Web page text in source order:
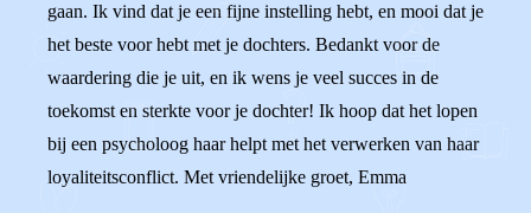
gaan. Ik vind dat je een fijne instelling hebt, en mooi dat je
het beste voor hebt met je dochters. Bedankt voor de
waardering die je uit, en ik wens je veel succes in de
toekomst en sterkte voor je dochter! Ik hoop dat het lopen
bij een psycholoog haar helpt met het verwerken van haar
loyaliteitsconflict. Met vriendelijke groet, Emma